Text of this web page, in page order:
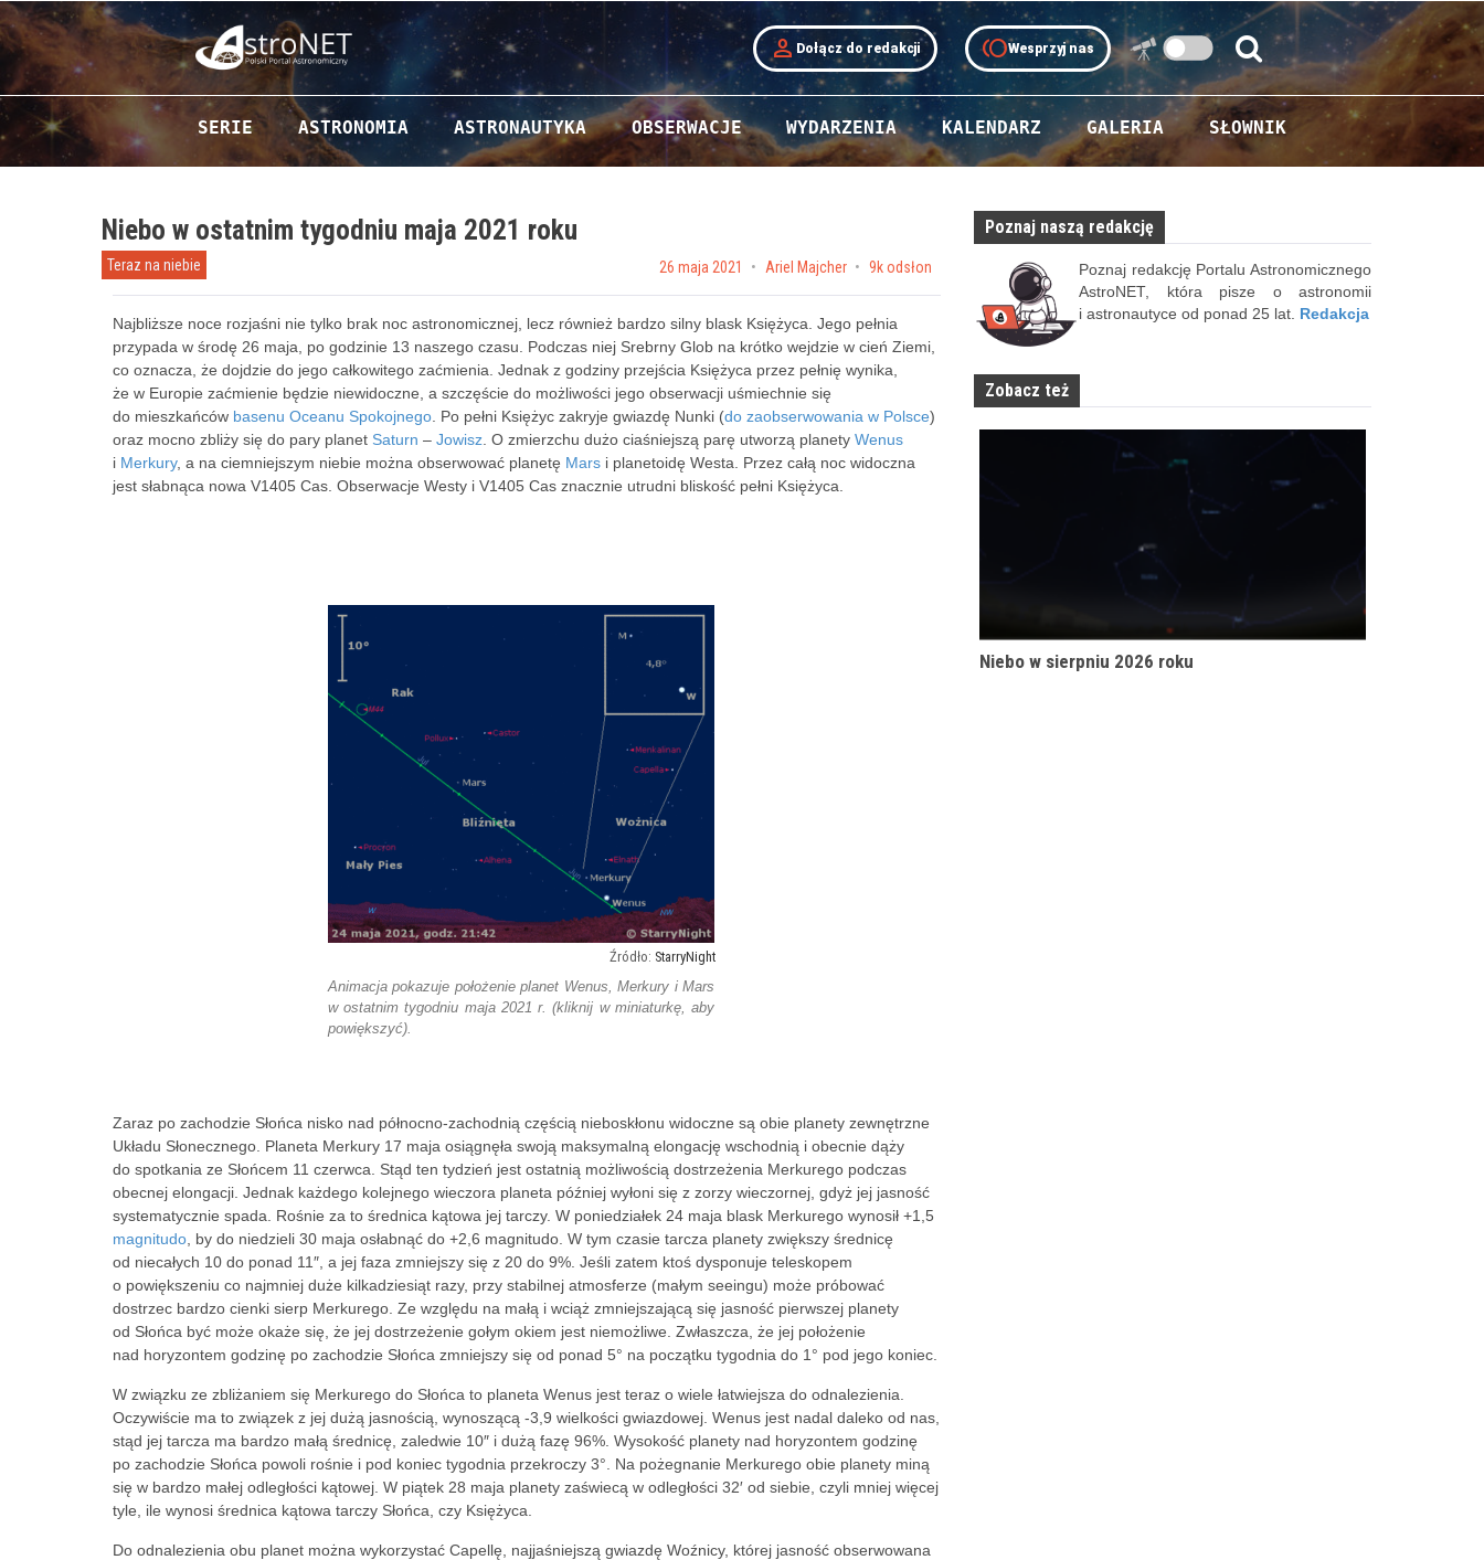
person Dołącz do redakcji tollWesprzyj nas
Szukaj:
Szukaj
Przejdź do zawartości
SERIE ASTRONOMIA ASTRONAUTYKA OBSERWACJE WYDARZENIA KALENDARZ GALERIA SŁOWNIK
Niebo w ostatnim tygodniu maja 2021 roku
Teraz na niebie Posted on
26 maja 2021 by Ariel Majcher 9k odsłon
Najbliższe noce rozjaśni nie tylko brak noc astronomicznej, lecz również bardzo silny blask Księżyca. Jego pełnia
przypada w środę 26 maja, po godzinie 13 naszego czasu. Podczas niej Srebrny Glob na krótko wejdzie w cień Ziemi,
co oznacza, że dojdzie do jego całkowitego zaćmienia. Jednak z godziny przejścia Księżyca przez pełnię wynika,
że w Europie zaćmienie będzie niewidoczne, a szczęście do możliwości jego obserwacji uśmiechnie się
do mieszkańców basenu Oceanu Spokojnego . Po pełni Księżyc zakryje gwiazdę Nunki (do zaobserwowania w Polsce)
oraz mocno zbliży się do pary planet Saturn – Jowisz . O zmierzchu dużo ciaśniejszą parę utworzą planety Wenus
i Merkury, a na ciemniejszym niebie można obserwować planetę Mars i planetoidę Westa. Przez całą noc widoczna
jest słabnąca nowa V1405 Cas. Obserwacje Westy i V1405 Cas znacznie utrudni bliskość pełni Księżyca.
StarryNight
Animacja pokazuje położenie planet Wenus, Merkury i Mars
w ostatnim tygodniu maja 2021 r. (kliknij w miniaturkę, aby
powiększyć).
Zaraz po zachodzie Słońca nisko nad północno-zachodnią częścią nieboskłonu widoczne są obie planety zewnętrzne
Układu Słonecznego. Planeta Merkury 17 maja osiągnęła swoją maksymalną elongację wschodnią i obecnie dąży
do spotkania ze Słońcem 11 czerwca. Stąd ten tydzień jest ostatnią możliwością dostrzeżenia Merkurego podczas
obecnej elongacji. Jednak każdego kolejnego wieczora planeta później wyłoni się z zorzy wieczornej, gdyż jej jasność
systematycznie spada. Rośnie za to średnica kątowa jej tarczy. W poniedziałek 24 maja blask Merkurego wynosił +1,5
magnitudo , by do niedzieli 30 maja osłabnąć do +2,6 magnitudo. W tym czasie tarcza planety zwiększy średnicę
od niecałych 10 do ponad 11″, a jej faza zmniejszy się z 20 do 9%. Jeśli zatem ktoś dysponuje teleskopem
o powiększeniu co najmniej duże kilkadziesiąt razy, przy stabilnej atmosferze (małym seeingu) może próbować
dostrzec bardzo cienki sierp Merkurego. Ze względu na małą i wciąż zmniejszającą się jasność pierwszej planety
od Słońca być może okaże się, że jej dostrzeżenie gołym okiem jest niemożliwe. Zwłaszcza, że jej położenie
nad horyzontem godzinę po zachodzie Słońca zmniejszy się od ponad 5° na początku tygodnia do 1° pod jego koniec.
W związku ze zbliżaniem się Merkurego do Słońca to planeta Wenus jest teraz o wiele łatwiejsza do odnalezienia.
Oczywiście ma to związek z jej dużą jasnością, wynoszącą -3,9 wielkości gwiazdowej. Wenus jest nadal daleko od nas,
stąd jej tarcza ma bardzo małą średnicę, zaledwie 10″ i dużą fazę 96%. Wysokość planety nad horyzontem godzinę
po zachodzie Słońca powoli rośnie i pod koniec tygodnia przekroczy 3°. Na pożegnanie Merkurego obie planety miną
się w bardzo małej odległości kątowej. W piątek 28 maja planety zaświecą w odległości 32′ od siebie, czyli mniej więcej
tyle, ile wynosi średnica kątowa tarczy Słońca, czy Księżyca.
Do odnalezienia obu planet można wykorzystać Capellę, najjaśniejszą gwiazdę Woźnicy, której jasność obserwowana
Poznaj naszą redakcję
Poznaj redakcję Portalu Astronomicznego
AstroNET, która pisze o astronomii
i astronautyce od ponad 25 lat. Redakcja
Zobacz też
Niebo w sierpniu 2026 roku